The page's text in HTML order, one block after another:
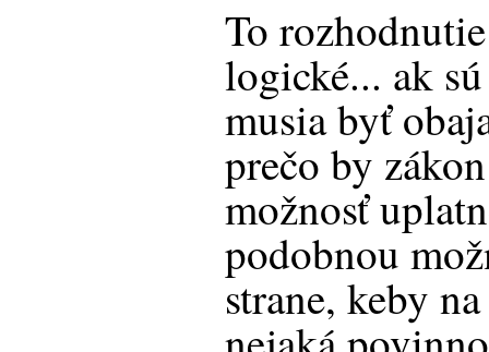
To
logické... ak
musia byť
prečo by
možnosť
podobnou
strane, keby